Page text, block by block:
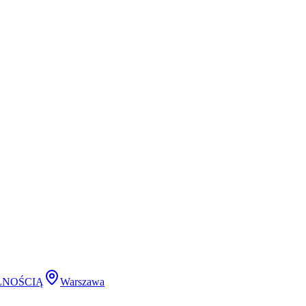
Warszawa